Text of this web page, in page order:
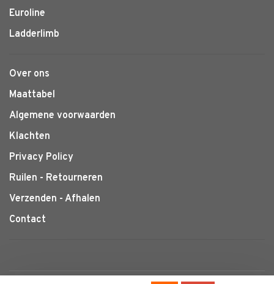
Euroline
Ladderlimb
Over ons
Maattabel
Algemene voorwaarden
Klachten
Privacy Policy
Ruilen - Retourneren
Verzenden - Afhalen
Contact